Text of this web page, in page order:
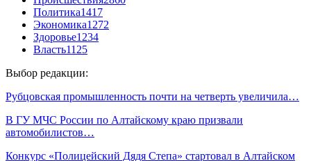
Политика1417
Экономика1272
Здоровье1234
Власть1125
Выбор редакции:
Рубцовская промышленность почти на четверть увеличила…
В ГУ МЧС России по Алтайскому краю призвали
автомобилистов…
Конкурс «Полицейский Дядя Степа» стартовал в Алтайском